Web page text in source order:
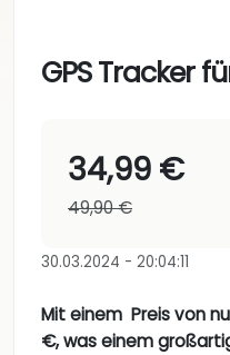
GPS Tracker
34,99 €
49,90 €
30.03.2024 - 20:04:11
Mit einem Preis von
€, was einem